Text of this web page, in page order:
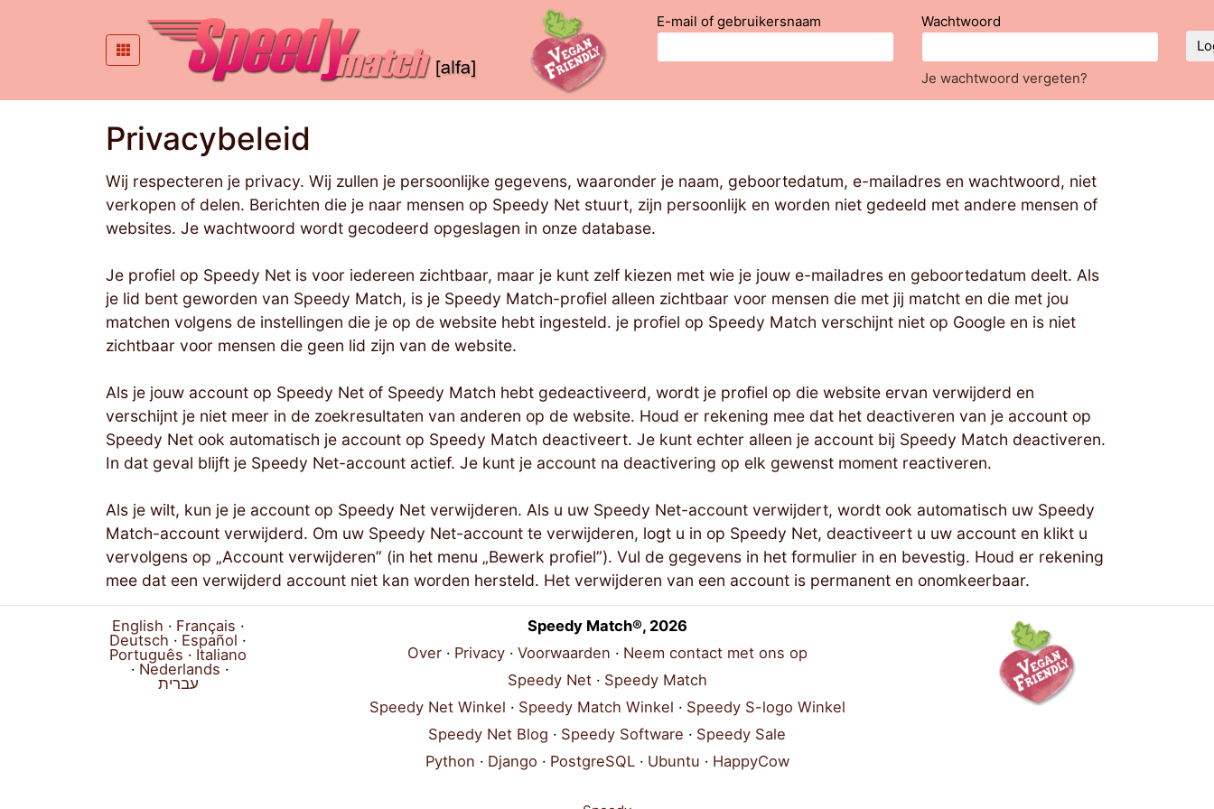
E-mail of gebruikersnaam Wachtwoord
Je wachtwoord vergeten?
Privacybeleid
Wij respecteren je privacy. Wij zullen je persoonlijke gegevens, waaronder je naam, geboortedatum, e-mailadres en wachtwoord, niet
verkopen of delen. Berichten die je naar mensen op Speedy Net stuurt, zijn persoonlijk en worden niet gedeeld met andere mensen of
websites. Je wachtwoord wordt gecodeerd opgeslagen in onze database.
Je profiel op Speedy Net is voor iedereen zichtbaar, maar je kunt zelf kiezen met wie je jouw e-mailadres en geboortedatum deelt. Als
je lid bent geworden van Speedy Match, is je Speedy Match-profiel alleen zichtbaar voor mensen die met jij matcht en die met jou
matchen volgens de instellingen die je op de website hebt ingesteld. je profiel op Speedy Match verschijnt niet op Google en is niet
zichtbaar voor mensen die geen lid zijn van de website.
Als je jouw account op Speedy Net of Speedy Match hebt gedeactiveerd, wordt je profiel op die website ervan verwijderd en
verschijnt je niet meer in de zoekresultaten van anderen op de website. Houd er rekening mee dat het deactiveren van je account op
Speedy Net ook automatisch je account op Speedy Match deactiveert. Je kunt echter alleen je account bij Speedy Match deactiveren.
In dat geval blijft je Speedy Net-account actief. Je kunt je account na deactivering op elk gewenst moment reactiveren.
Als je wilt, kun je je account op Speedy Net verwijderen. Als u uw Speedy Net-account verwijdert, wordt ook automatisch uw Speedy
Match-account verwijderd. Om uw Speedy Net-account te verwijderen, logt u in op Speedy Net, deactiveert u uw account en klikt u
vervolgens op „Account verwijderen” (in het menu „Bewerk profiel”). Vul de gegevens in het formulier in en bevestig. Houd er rekening
mee dat een verwijderd account niet kan worden hersteld. Het verwijderen van een account is permanent en onomkeerbaar.
English
Français
Deutsch
Español
Português
Italiano
Nederlands
עברית
Speedy Match®, 2026
Over
Privacy Voorwaarden
Neem contact met ons op
Speedy Net
Speedy Match
Speedy Net Winkel
Speedy Match Winkel
Speedy S-logo Winkel
Speedy Net Blog
Speedy Software
Speedy Sale
Python
Django PostgreSQL Ubuntu HappyCow